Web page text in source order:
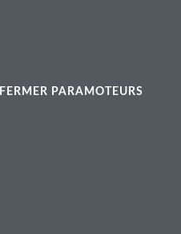
FERMER PARAMOTEURS